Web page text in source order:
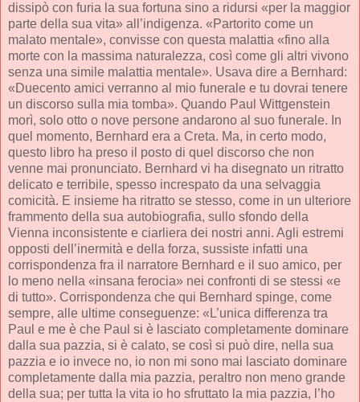
dissipò con furia la sua fortuna sino a ridursi «per la maggior
parte della sua vita» all’indigenza. «Partorito come un
malato mentale», convisse con questa malattia «fino alla
morte con la massima naturalezza, così come gli altri vivono
senza una simile malattia mentale». Usava dire a Bernhard:
«Duecento amici verranno al mio funerale e tu dovrai tenere
un discorso sulla mia tomba». Quando Paul Wittgenstein
morì, solo otto o nove persone andarono al suo funerale. In
quel momento, Bernhard era a Creta. Ma, in certo modo,
questo libro ha preso il posto di quel discorso che non
venne mai pronunciato. Bernhard vi ha disegnato un ritratto
delicato e terribile, spesso increspato da una selvaggia
comicità. E insieme ha ritratto se stesso, come in un ulteriore
frammento della sua autobiografia, sullo sfondo della
Vienna inconsistente e ciarliera dei nostri anni. Agli estremi
opposti dell’inermità e della forza, sussiste infatti una
corrispondenza fra il narratore Bernhard e il suo amico, per
lo meno nella «insana ferocia» nei confronti di se stessi «e
di tutto». Corrispondenza che qui Bernhard spinge, come
sempre, alle ultime conseguenze: «L’unica differenza tra
Paul e me è che Paul si è lasciato completamente dominare
dalla sua pazzia, si è calato, se così si può dire, nella sua
pazzia e io invece no, io non mi sono mai lasciato dominare
completamente dalla mia pazzia, peraltro non meno grande
della sua; per tutta la vita io ho sfruttato la mia pazzia, l’ho